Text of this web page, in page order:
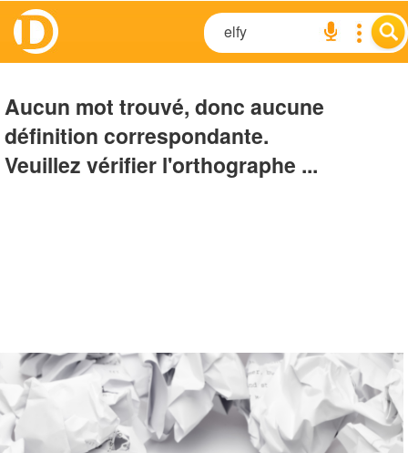
Aucun mot trouvé, donc aucune
définition correspondante.
Veuillez vérifier l'orthographe ...